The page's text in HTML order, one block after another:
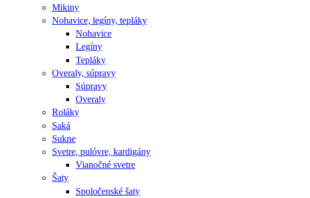
Mikiny
Nohavice, legíny, tepláky
Nohavice
Legíny
Tepláky
Overaly, súpravy
Súpravy
Overaly
Roláky
Saká
Sukne
Svetre, pulóvre, kardigány
Vianočné svetre
Šaty
Spoločenské šaty